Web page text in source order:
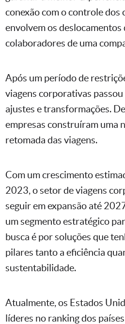
conexão com o controle dos
envolvem os deslocamentos
colaboradores de uma
Após um período de
viagens corporativas
ajustes e transformações.
empresas construíram uma
retomada das viagens.
Com um crescimento
2023, o setor de viagens
seguir em expansão até
um segmento estratégico
busca é por soluções que
pilares tanto a eficiência
sustentabilidade.
Atualmente, os Estados
líderes no ranking dos